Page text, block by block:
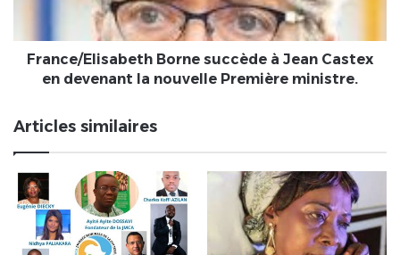
la
nouvelle
Première
France/Elisabeth Borne succède à Jean Castex
en devenant la nouvelle Première ministre.
Articles similaires